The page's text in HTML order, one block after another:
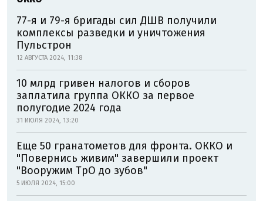
77-я и 79-я бригады сил ДШВ получили
комплексы разведки и уничтожения
Пульстрон
12 АВГУСТА 2024, 11:38
10 млрд гривен налогов и сборов
заплатила группа ОККО за первое
полугодие 2024 года
31 ИЮЛЯ 2024, 13:20
Еще 50 гранатометов для фронта. ОККО и
"Повернись живим" завершили проект
"Вооружим ТрО до зубов"
5 ИЮЛЯ 2024, 15:00